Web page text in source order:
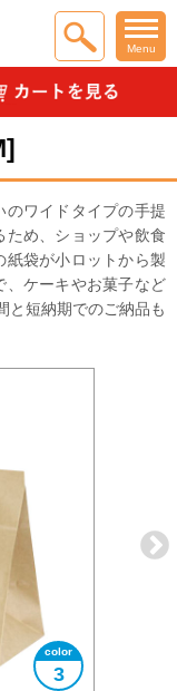
Menu
ワイドタイプの手提
ため、ショップや飲食
紙袋が小ロットから製
、ケーキやお菓子など
と短納期でのご納品も
3